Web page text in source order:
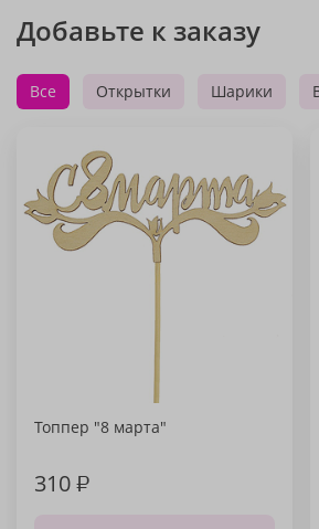
Добавьте к заказу
Все Открытки Шарики
Топпер "8 марта"
310₽